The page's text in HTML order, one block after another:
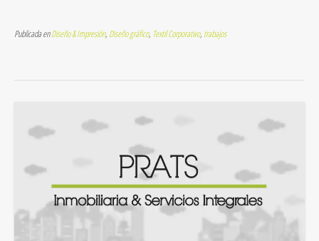
Publicada enDiseño & Impresión, Diseño gráfico, Textil Corporativo, trabajos